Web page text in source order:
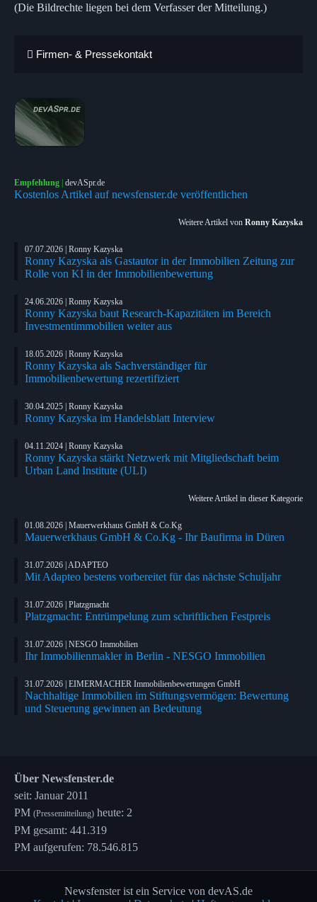
(Die Bildrechte liegen bei dem Verfasser der Mitteilung.)
Firmen- & Pressekontakt
Empfehlung | devASpr.de
Kostenlos Artikel auf newsfenster.de veröffentlichen
Weitere Artikel von Ronny Kazyska
07.07.2026 | Ronny Kazyska
Ronny Kazyska als Gastautor in der Immobilien Zeitung zur
Rolle von KI in der Immobilienbewertung
24.06.2026 | Ronny Kazyska
Ronny Kazyska baut Research-Kapazitäten im Bereich
Investmentimmobilien weiter aus
18.05.2026 | Ronny Kazyska
Ronny Kazyska als Sachverständiger für
Immobilienbewertung rezertifiziert
30.04.2025 | Ronny Kazyska
Ronny Kazyska im Handelsblatt Interview
04.11.2024 | Ronny Kazyska
Ronny Kazyska stärkt Netzwerk mit Mitgliedschaft beim
Urban Land Institute (ULI)
Weitere Artikel in dieser Kategorie
01.08.2026 | Mauerwerkhaus GmbH & Co.Kg
Mauerwerkhaus GmbH & Co.Kg - Ihr Baufirma in Düren
31.07.2026 | ADAPTEO
Mit Adapteo bestens vorbereitet für das nächste Schuljahr
31.07.2026 | Platzgmacht
Platzgmacht: Entrümpelung zum schriftlichen Festpreis
31.07.2026 | NESGO Immobilien
Ihr Immobilienmakler in Berlin - NESGO Immobilien
31.07.2026 | EIMERMACHER Immobilienbewertungen GmbH
Nachhaltige Immobilien im Stiftungsvermögen: Bewertung
und Steuerung gewinnen an Bedeutung
Über Newsfenster.de
seit: Januar 2011
PM (Pressemitteilung) heute: 2
PM gesamt: 441.319
PM aufgerufen: 78.546.815
Newsfenster ist ein Service von devAS.de